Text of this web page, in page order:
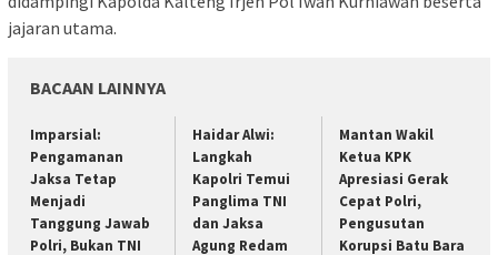
jajaran utama.
BACAAN LAINNYA
Imparsial:
Pengamanan
Jaksa Tetap
Menjadi
Tanggung Jawab
Polri, Bukan TNI
Haidar Alwi:
Langkah
Kapolri Temui
Panglima TNI
dan Jaksa
Agung Redam
Mantan Wakil
Ketua KPK
Apresiasi Gerak
Cepat Polri,
Pengusutan
Korupsi Batu Bara